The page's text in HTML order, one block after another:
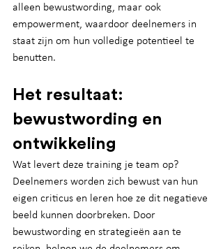
alleen bewustwording, maar ook
empowerment, waardoor deelnemers in
staat zijn om hun volledige potentieel te
benutten.
Het resultaat:
bewustwording en
ontwikkeling
Wat levert deze training je team op?
Deelnemers worden zich bewust van hun
eigen criticus en leren hoe ze dit negatieve
beeld kunnen doorbreken. Door
bewustwording en strategieën aan te